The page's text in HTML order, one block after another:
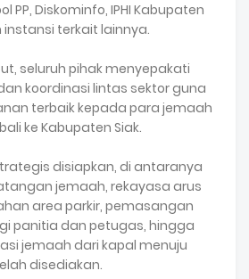
PP, Diskominfo, IPHI Kabupaten
instansi terkait lainnya.
seluruh pihak menyepakati
koordinasi lintas sektor guna
terbaik kepada para jemaah
ke Kabupaten Siak.
disiapkan, di antaranya
jemaah, rekayasa arus
area parkir, pemasangan
panitia dan petugas, hingga
jemaah dari kapal menuju
disediakan.